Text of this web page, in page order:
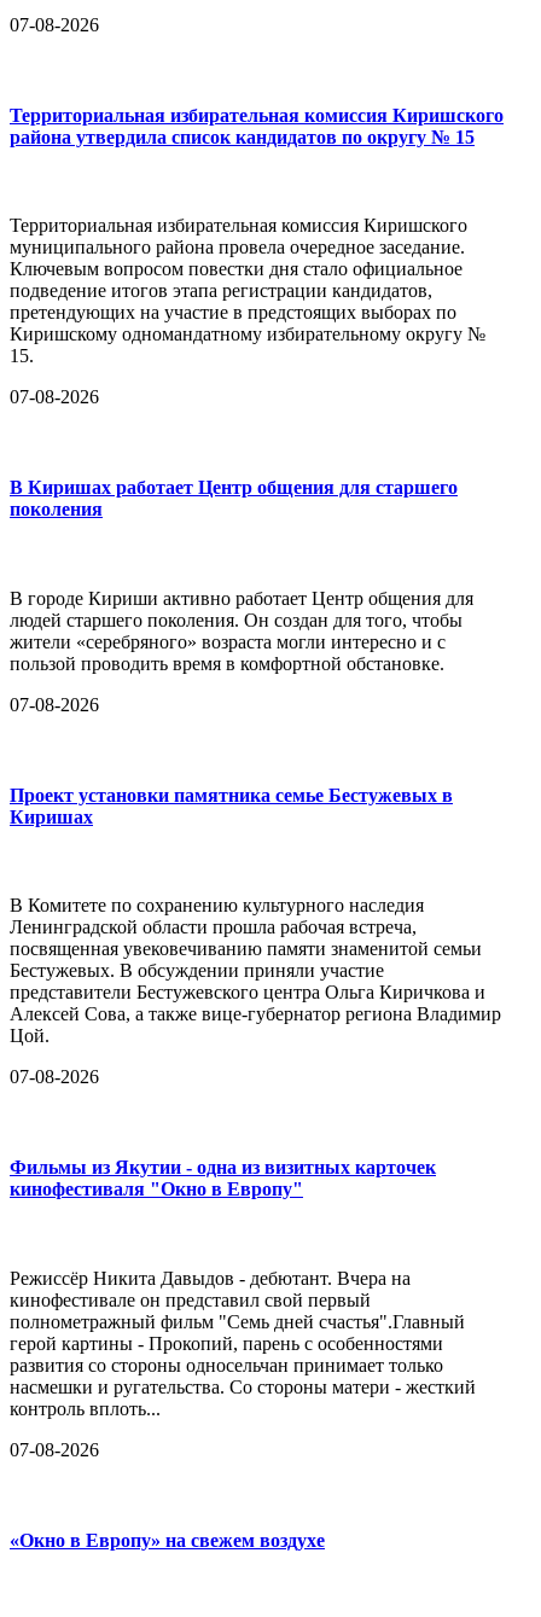
07-08-2026
Территориальная избирательная комиссия Киришского
района утвердила список кандидатов по округу № 15
Территориальная избирательная комиссия Киришского
муниципального района провела очередное заседание.
Ключевым вопросом повестки дня стало официальное
подведение итогов этапа регистрации кандидатов,
претендующих на участие в предстоящих выборах по
Киришскому одномандатному избирательному округу №
15.
07-08-2026
В Киришах работает Центр общения для старшего
поколения
В городе Кириши активно работает Центр общения для
людей старшего поколения. Он создан для того, чтобы
жители «серебряного» возраста могли интересно и с
пользой проводить время в комфортной обстановке.
07-08-2026
Проект установки памятника семье Бестужевых в
Киришах
В Комитете по сохранению культурного наследия
Ленинградской области прошла рабочая встреча,
посвященная увековечиванию памяти знаменитой семьи
Бестужевых. В обсуждении приняли участие
представители Бестужевского центра Ольга Киричкова и
Алексей Сова, а также вице-губернатор региона Владимир
Цой.
07-08-2026
Фильмы из Якутии - одна из визитных карточек
кинофестиваля "Окно в Европу"
Режиссёр Никита Давыдов - дебютант. Вчера на
кинофестивале он представил свой первый
полнометражный фильм "Семь дней счастья".Главный
герой картины - Прокопий, парень с особенностями
развития со стороны односельчан принимает только
насмешки и ругательства. Со стороны матери - жесткий
контроль вплоть...
07-08-2026
«Окно в Европу» на свежем воздухе